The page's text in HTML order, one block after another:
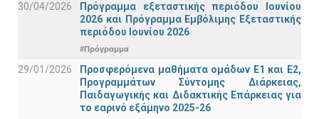
30/04/2026
Πρόγραμμα εξεταστικής περιόδου Ιουνίου
2026 και Πρόγραμμα Εμβόλιμης Εξεταστικής
περιόδου Ιουνίου 2026
#Πρόγραμμα
29/01/2026
Προσφερόμενα μαθήματα ομάδων Ε1 και Ε2,
Προγραμμάτων Σύντομης Διάρκειας,
Παιδαγωγικής και Διδακτικής Επάρκειας για
το εαρινό εξάμηνο 2025-26